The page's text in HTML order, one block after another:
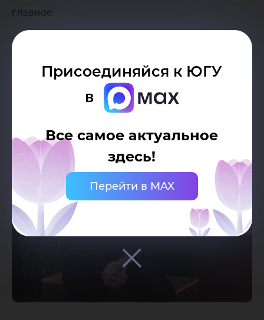
Присоединяйся к ЮГУ
в
Все самое актуальное
здесь!
Перейти в MAX
главное.